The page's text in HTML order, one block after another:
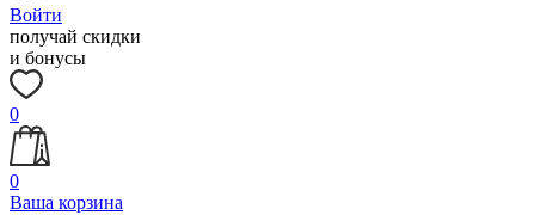
Войти
получай скидки
и бонусы
0
0
Ваша корзина